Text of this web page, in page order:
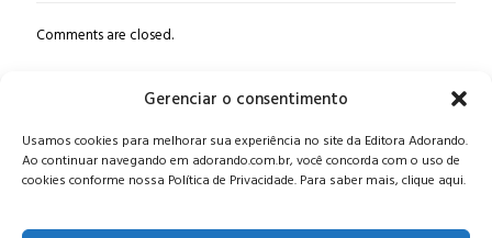
Gerenciar o consentimento
Usamos cookies para melhorar sua experiência no site da Editora Adorando.
Ao continuar navegando em adorando.com.br, você concorda com o uso de
cookies conforme nossa Política de Privacidade. Para saber mais, clique aqui.
Comments are closed.
Alameda Oscar Niemeyer, 1033 – 7º Andar - Portaria 04, Vila da
Serra - Nova Lima/MG, CEP: 34006-065 - MG
CONTATO:editora@adorando.com.br